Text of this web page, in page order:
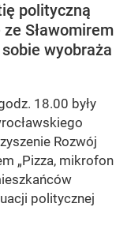
polityczną
Sławomirem
wyobraża
18.00 były
Rozwój
„Pizza, mikrofon
politycznej